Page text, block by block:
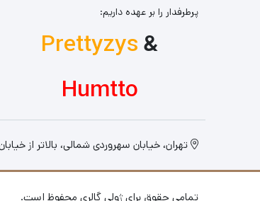
پرطرفدار را بر عهده داریم:
Prettyzys&
Humtto
تهران، خیابان سهروردی شمالی، بالاتر از
تمامی حقوق برای ژولی گالری محفوظ است.